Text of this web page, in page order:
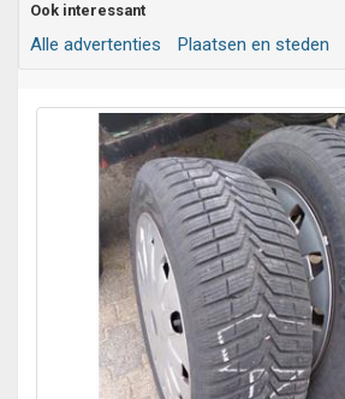
Ook interessant
Alle advertenties Plaatsen en steden